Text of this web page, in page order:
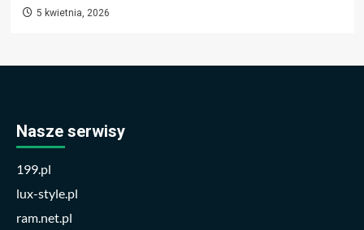
5 kwietnia, 2026
Nasze serwisy
199.pl
lux-style.pl
ram.net.pl